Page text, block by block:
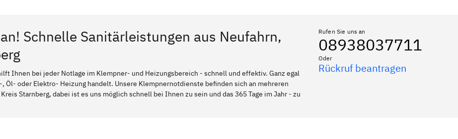
Schnelle Sanitärleistungen aus Neufahrn,
Ihnen bei jeder Notlage im Klempner- und Heizungsbereich - schnell und effektiv. Ganz egal
, Öl- oder Elektro- Heizung handelt. Unsere Klempnernotdienste befinden sich an mehreren
Starnberg, dabei ist es uns möglich schnell bei Ihnen zu sein und das 365 Tage im Jahr - zu
Rufen Sie uns an
08938037711
Oder
Rückruf beantragen